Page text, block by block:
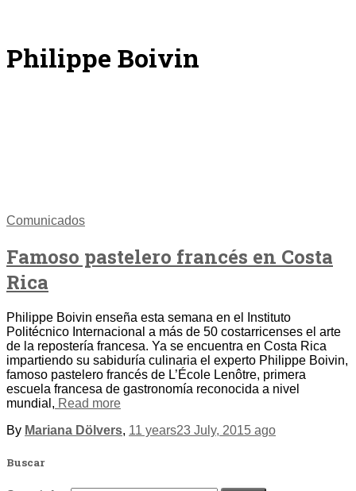
Philippe Boivin
Comunicados
Famoso pastelero francés en Costa
Rica
Philippe Boivin enseña esta semana en el Instituto
Politécnico Internacional a más de 50 costarricenses el arte
de la repostería francesa. Ya se encuentra en Costa Rica
impartiendo su sabiduría culinaria el experto Philippe Boivin,
famoso pastelero francés de L’École Lenôtre, primera
escuela francesa de gastronomía reconocida a nivel
mundial, Read more
By Mariana Dölvers, 11 years23 July, 2015 ago
Buscar